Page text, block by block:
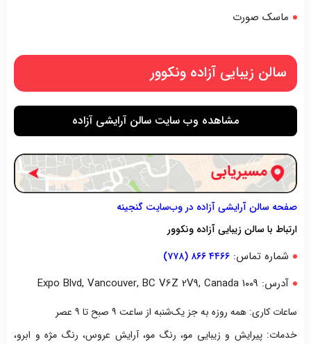
ماسک صورت
سالن زیبایی آزاده ونکوور
مشاهده وب سایت سالن آرایشی آزاده
صفحه سالن آرایشی آزاده در وب‌سایت گنجینه
ارتباط با سالن زیبایی آزاده ونکوور
شماره تماس: ۴۴۶۶ ۸۶۶ (۷۷۸)
آدرس: ۱۰۰۹ Expo Blvd, Vancouver, BC V6Z 2V9, Canada
ساعات کاری: همه روزه به جز یک‌شنبه از ساعت ۹ صبح تا ۹ عصر
خدمات: پیرایش و زیبایی مو، رنگ مو، آرایش عروس، رنگ مژه و ابرو،